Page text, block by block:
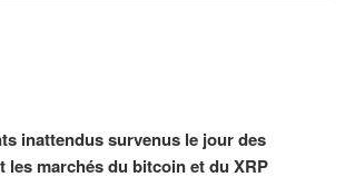
inattendus survenus le jour des
les marchés du bitcoin et du XRP